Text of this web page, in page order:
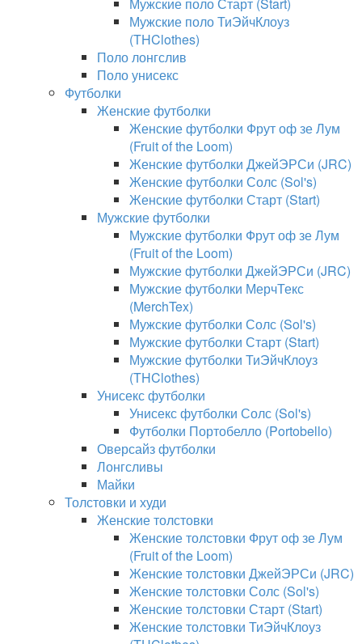
Мужские поло ТиЭйчКлоуз
(THClothes)
Поло лонгслив
Поло унисекс
Футболки
Женские футболки
Женские футболки Фрут оф зе Лум
(Fruit of the Loom)
Женские футболки ДжейЭРСи (JRC)
Женские футболки Солс (Sol's)
Женские футболки Старт (Start)
Мужские футболки
Мужские футболки Фрут оф зе Лум
(Fruit of the Loom)
Мужские футболки ДжейЭРСи (JRC)
Мужские футболки МерчТекс
(MerchTex)
Мужские футболки Солс (Sol's)
Мужские футболки Старт (Start)
Мужские футболки ТиЭйчКлоуз
(THClothes)
Унисекс футболки
Унисекс футболки Солс (Sol's)
Футболки Портобелло (Portobello)
Оверсайз футболки
Лонгсливы
Майки
Толстовки и худи
Женские толстовки
Женские толстовки Фрут оф зе Лум
(Fruit of the Loom)
Женские толстовки ДжейЭРСи (JRC)
Женские толстовки Солс (Sol's)
Женские толстовки Старт (Start)
Женские толстовки ТиЭйчКлоуз